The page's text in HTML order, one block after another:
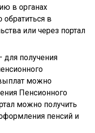
в органах
обратиться в
или через портал
для получения
можно
Пенсионного
можно получить
пенсий и